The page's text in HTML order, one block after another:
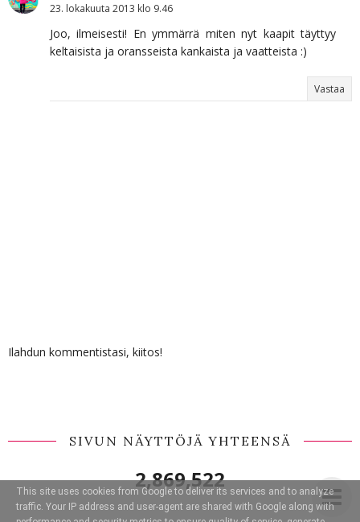
23. lokakuuta 2013 klo 9.46
Joo, ilmeisesti! En ymmärrä miten nyt kaapit täyttyy
keltaisista ja oransseista kankaista ja vaatteista :)
Vastaa
Ilahdun kommentistasi, kiitos!
SIVUN NÄYTTÖJÄ YHTEENSÄ
2,869,522
This site uses cookies from Google to deliver its services and to analyze
traffic. Your IP address and user-agent are shared with Google along with